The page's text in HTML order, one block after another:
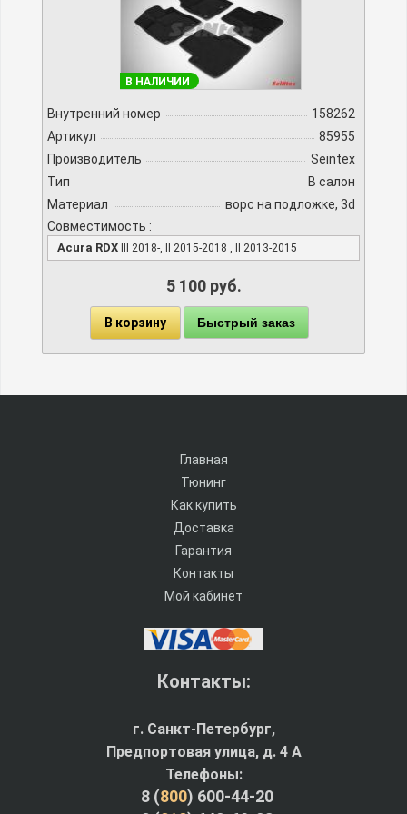
В НАЛИЧИИ
Внутренний номер
158262
Артикул
85955
Производитель
Seintex
Тип
В салон
Материал
ворс на подложке, 3d
Совместимость :
Acura RDX III 2018-, II 2015-2018 , II 2013-2015
5 100 руб.
В корзину Быстрый заказ
Главная
Тюнинг
Как купить
Доставка
Гарантия
Контакты
Мой кабинет
Контакты:
г. Санкт-Петербург,
Предпортовая улица, д. 4 A
Телефоны:
8 (800) 600-44-20